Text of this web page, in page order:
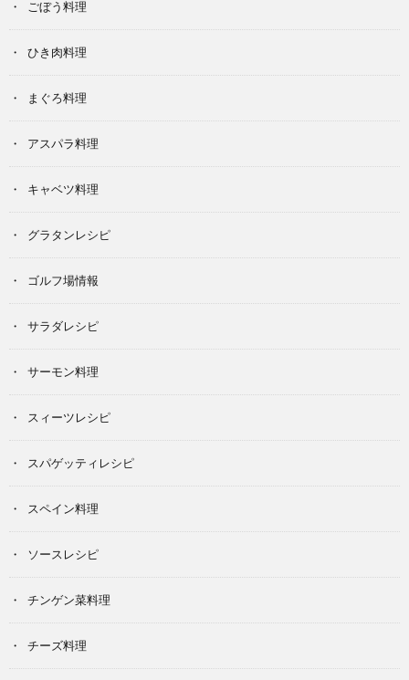
ごぼう料理
ひき肉料理
まぐろ料理
アスパラ料理
キャベツ料理
グラタンレシピ
ゴルフ場情報
サラダレシピ
サーモン料理
スィーツレシピ
スパゲッティレシピ
スペイン料理
ソースレシピ
チンゲン菜料理
チーズ料理